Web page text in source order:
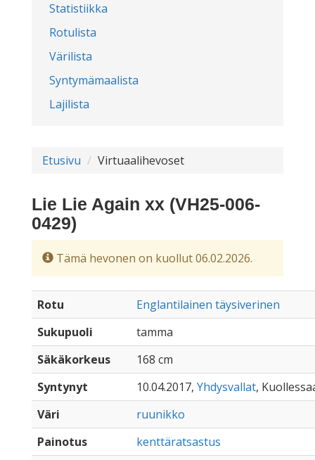
Statistiikka
Rotulista
Värilista
Syntymämaalista
Lajilista
Etusivu Virtuaalihevoset
Lie Lie Again xx (VH25-006-
0429)
Tämä hevonen on kuollut 06.02.2026.
Rotu
Englantilainen täysiverinen
Sukupuoli
tamma
Säkäkorkeus
168 cm
Syntynyt
10.04.2017, Yhdysvallat,
Väri
ruunikko
Painotus
kenttäratsastus